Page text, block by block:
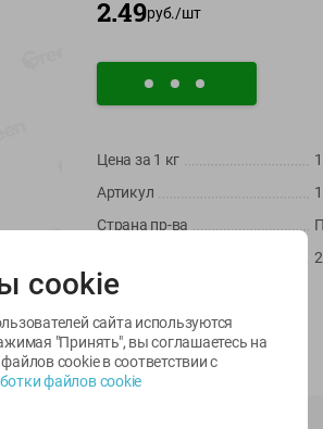
%
Икра
море 120г
-17%
ГХИ Местное
Известное 99%
200г
2.49руб./шт
Цена за 1 кг
Артикул
Страна пр-ва
Производитель:
Импортер:
Штрихкод:5900288109691
cookie
сайта используются
"Принять", вы соглашаетесь на
cookie в соответствии с
файлов cookie